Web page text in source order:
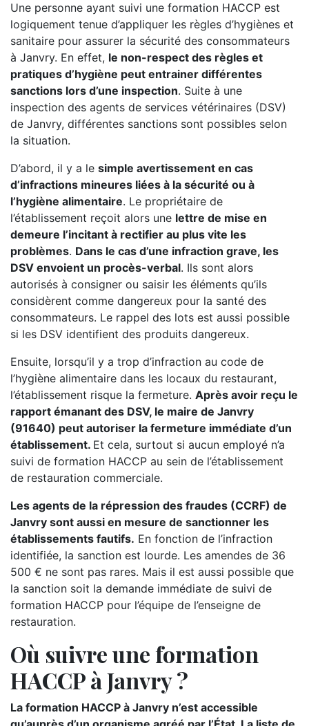
Une personne ayant suivi une formation HACCP est
logiquement tenue d’appliquer les règles d’hygiènes et
sanitaire pour assurer la sécurité des consommateurs
à Janvry. En effet, le non-respect des règles et
pratiques d’hygiène peut entrainer différentes
sanctions lors d’une inspection. Suite à une
inspection des agents de services vétérinaires (DSV)
de Janvry, différentes sanctions sont possibles selon
la situation.
D’abord, il y a le simple avertissement en cas
d’infractions mineures liées à la sécurité ou à
l’hygiène alimentaire. Le propriétaire de
l’établissement reçoit alors une lettre de mise en
demeure l’incitant à rectifier au plus vite les
problèmes. Dans le cas d’une infraction grave, les
DSV envoient un procès-verbal. Ils sont alors
autorisés à consigner ou saisir les éléments qu’ils
considèrent comme dangereux pour la santé des
consommateurs. Le rappel des lots est aussi possible
si les DSV identifient des produits dangereux.
Ensuite, lorsqu’il y a trop d’infraction au code de
l’hygiène alimentaire dans les locaux du restaurant,
l’établissement risque la fermeture. Après avoir reçu le
rapport émanant des DSV, le maire de Janvry
(91640) peut autoriser la fermeture immédiate d’un
établissement. Et cela, surtout si aucun employé n’a
suivi de formation HACCP au sein de l’établissement
de restauration commerciale.
Les agents de la répression des fraudes (CCRF) de
Janvry sont aussi en mesure de sanctionner les
établissements fautifs. En fonction de l’infraction
identifiée, la sanction est lourde. Les amendes de 36
500 € ne sont pas rares. Mais il est aussi possible que
la sanction soit la demande immédiate de suivi de
formation HACCP pour l’équipe de l’enseigne de
restauration.
Où suivre une formation
HACCP à Janvry ?
La formation HACCP à Janvry n’est accessible